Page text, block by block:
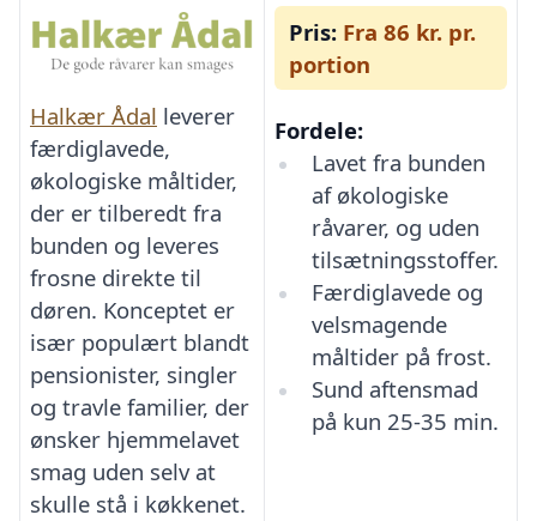
Halkær Ådal leverer
færdiglavede,
økologiske måltider,
der er tilberedt fra
bunden og leveres
frosne direkte til
døren. Konceptet er
især populært blandt
pensionister, singler
og travle familier, der
ønsker hjemmelavet
smag uden selv at
skulle stå i køkkenet.
Pris: Fra 86 kr. pr.
portion
Fordele:
Lavet fra bunden
af økologiske
råvarer, og uden
tilsætningsstoffer.
Færdiglavede og
velsmagende
måltider på frost.
Sund aftensmad
på kun 25-35 min.